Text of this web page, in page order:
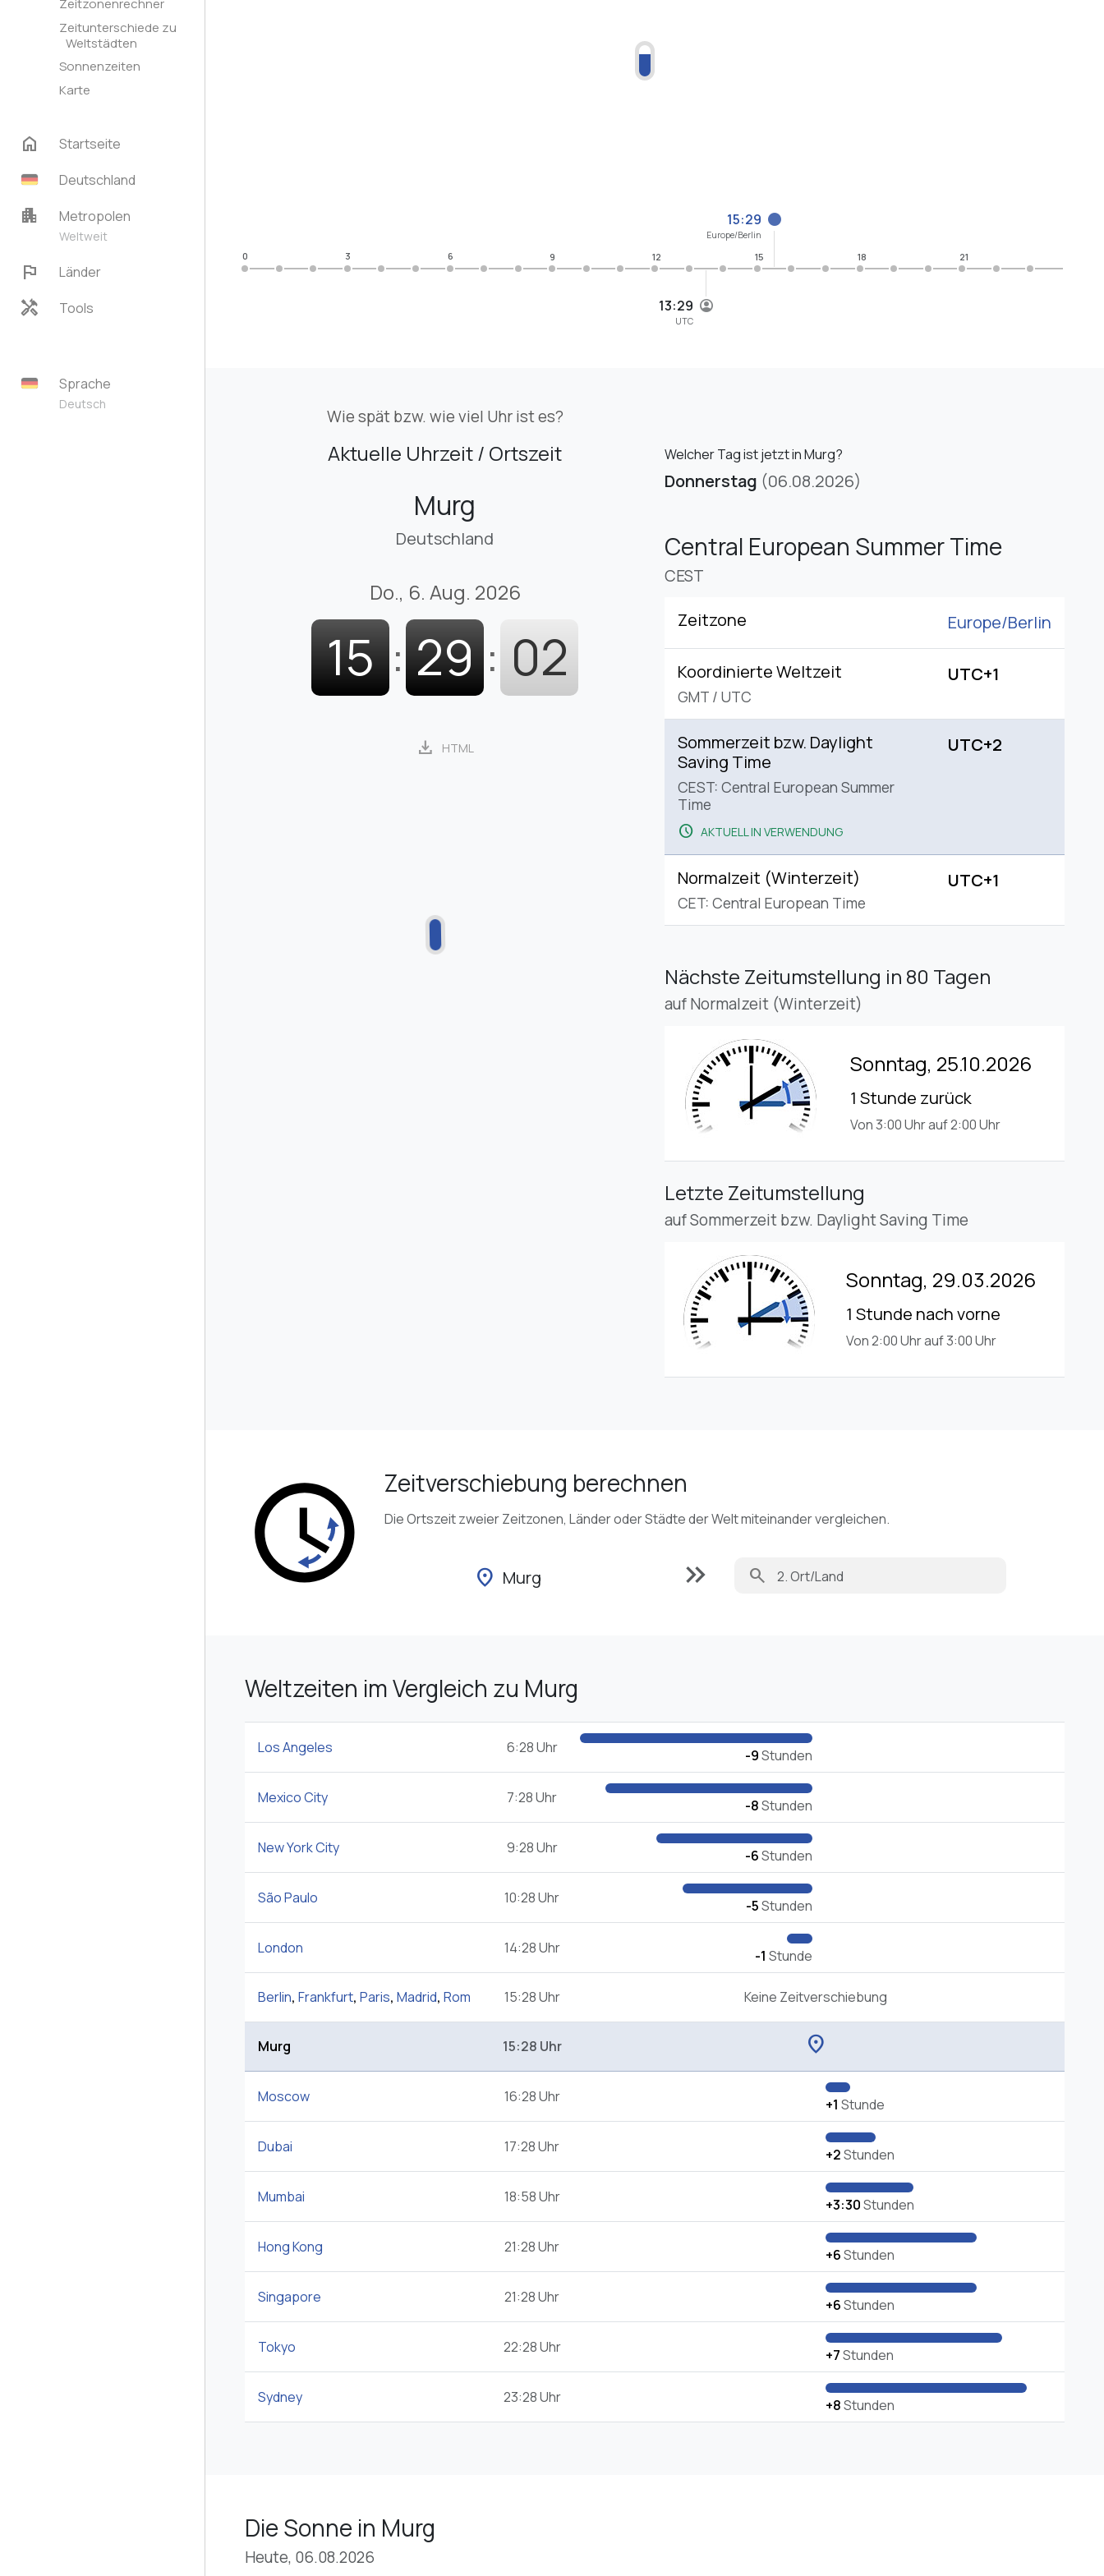
Zeitzonenrechner
Zeitunterschiede zu
Weltstädten
Sonnenzeiten
Karte
home
Startseite
Deutschland
apartment Metropolen
Weltweit
flag Länder
handyman Tools
Sprache
Deutsch
13:29
UTC
15:29
Europe/Berlin
0 3 6 9 12 15 18 21
Wie spät bzw. wie viel Uhr ist es?
Aktuelle Uhrzeit / Ortszeit
Murg
Deutschland
Do., 6. Aug. 2026
15 : 29 : 03
download HTML
Welcher Tag ist jetzt in Murg?
Donnerstag (06.08.2026)
Central European Summer Time
CEST
Zeitzone Europe/Berlin
Koordinierte Weltzeit
GMT / UTC
UTC+1
Sommerzeit bzw. Daylight
Saving Time
CEST: Central European Summer
Time
schedule AKTUELL IN VERWENDUNG
UTC+2
Normalzeit (Winterzeit)
CET: Central European Time
UTC+1
Nächste Zeitumstellung in 80 Tagen
auf Normalzeit (Winterzeit)
Sonntag, 25.10.2026
1 Stunde zurück
Von 3:00 Uhr auf 2:00 Uhr
Letzte Zeitumstellung
auf Sommerzeit bzw. Daylight Saving Time
Sonntag, 29.03.2026
1 Stunde nach vorne
Von 2:00 Uhr auf 3:00 Uhr
Zeitverschiebung berechnen
Die Ortszeit zweier Zeitzonen, Länder oder Städte der Welt miteinander vergleichen.
location_on Murg keyboard_double_arrow_right search
Weltzeiten im Vergleich zu Murg
Los Angeles 6:28 Uhr -9Stunden
Mexico City 7:28 Uhr -8Stunden
New York City 9:28 Uhr -6Stunden
São Paulo 10:28 Uhr -5Stunden
London 14:28 Uhr -1 Stunde
Berlin, Frankfurt, Paris, Madrid, Rom 15:28 Uhr Keine Zeitverschiebung
Murg 15:28 Uhr location_on
Moscow 16:28 Uhr +1 Stunde
Dubai 17:28 Uhr +2Stunden
Mumbai 18:58 Uhr +3:30Stunden
Hong Kong 21:28 Uhr +6Stunden
Singapore 21:28 Uhr +6Stunden
Tokyo 22:28 Uhr +7Stunden
Sydney 23:28 Uhr +8Stunden
Die Sonne in Murg
Heute, 06.08.2026